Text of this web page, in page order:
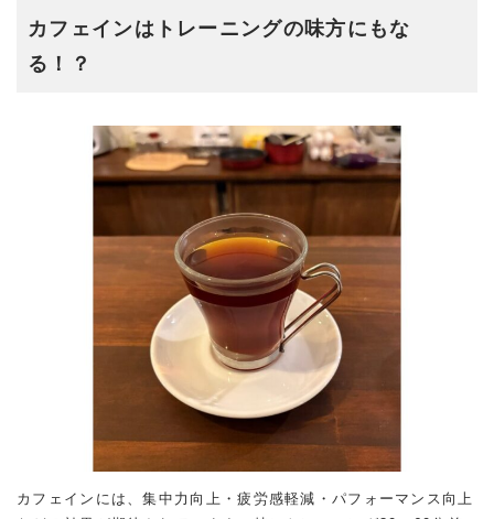
カフェインはトレーニングの味方にもな
る！？
カフェインには、集中力向上・疲労感軽減・パフォーマンス向上